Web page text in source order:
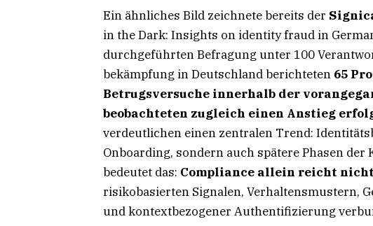
Ein ähnliches Bild zeichnete bereits der
in the Dark: Insights on identity fraud in
durchgeführten Befragung unter 100
bekämpfung in Deutschland berichteten 65
Betrugsversuche innerhalb der
beobachteten zugleich einen Anstieg
verdeutlichen einen zentralen Trend:
Onboarding, sondern auch spätere Phasen
bedeutet das: Compliance allein reicht
risikobasierten Signalen, Verhaltensmustern,
und kontextbezogener Authentifizierung